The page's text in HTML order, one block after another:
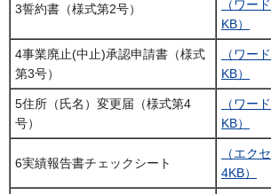
3誓約書（様式第2号）
（ワー
KB）
4事業廃止(中止)承認申請書（様式
第3号）
（ワー
KB）
5住所（氏名）変更届（様式第4
号）
（ワー
KB）
6実績報告書チェックシート
（エク
4KB）